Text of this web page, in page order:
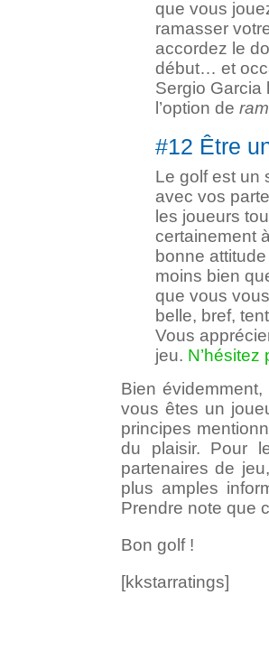
que vous
ramasser
accordez le
début… et
Sergio Garcia
l’option de
#12 Être
Le golf est un
avec vos
les joueurs
certainement
bonne
moins bien
que vous
belle, bref,
Vous
jeu.
Bien
vous êtes un
principes
du plaisir. Pour
partenaires de
plus amples
Prendre note que
Bon golf !
[kkstarratings]